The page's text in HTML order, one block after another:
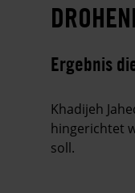
Ergebnis
Khadijeh
hingerichtet
soll.